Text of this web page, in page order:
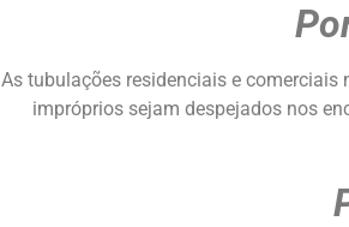
As tubulações residenciais e
impróprios sejam despejados nos